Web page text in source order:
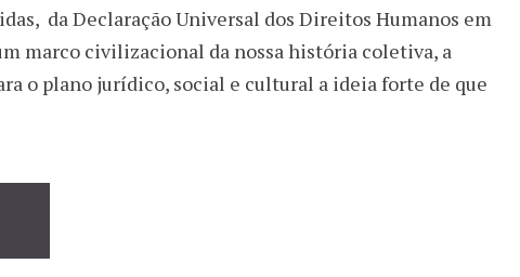
da Declaração Universal dos Direitos Humanos em
marco civilizacional da nossa história coletiva, a
o plano jurídico, social e cultural a ideia forte de que